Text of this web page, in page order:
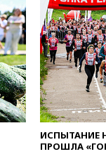
ИСПЫТАНИЕ
ПРОШЛА